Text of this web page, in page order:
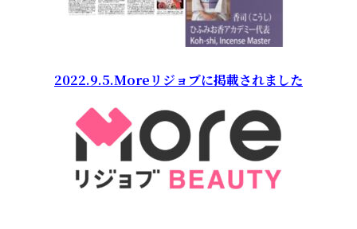
2022.9.5.Moreリジョブに掲載されました